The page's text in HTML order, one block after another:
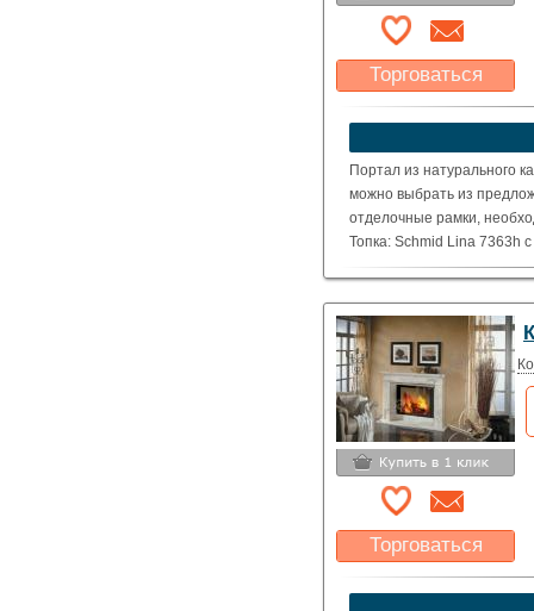
Торговаться
Какая цена Вас
устроит?
Портал из натурального
можно выбрать из
отделочные рамки,
Топка: Schmid Lina 7363h
( Номинальная мощность
Торговаться
Какая цена Вас
устроит?